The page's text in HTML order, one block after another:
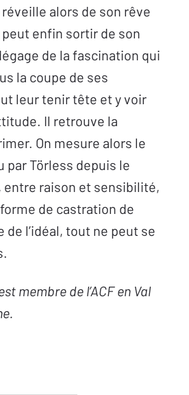
alors de son rêve
enfin sortir de son
de la fascination qui
la coupe de ses
leur tenir tête et y voir
Il retrouve la
On mesure alors le
par Törless depuis le
entre raison et sensibilité,
de castration de
de l’idéal, tout ne peut se
membre de l’ACF en Val